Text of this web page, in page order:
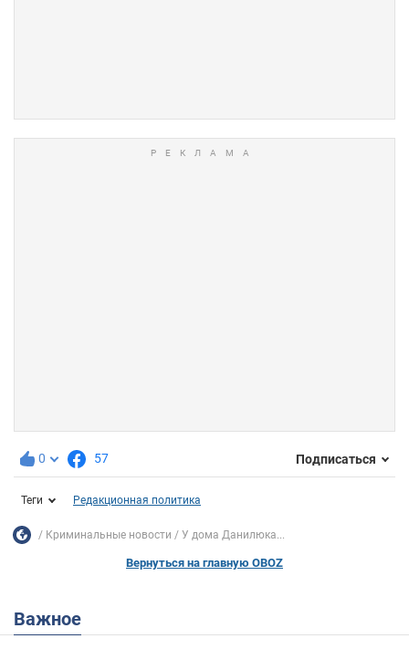
0 57 Подписаться
Теги Редакционная политика
Криминальные новости У дома Данилюка...
Вернуться на главную OBOZ
Важное